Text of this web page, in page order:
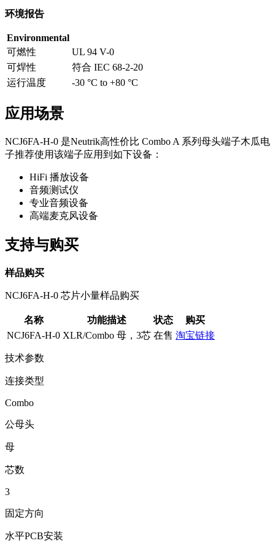
环境报告
Environmental
可燃性
UL 94 V-0
可焊性
符合 IEC 68-2-20
运行温度
-30 °C to +80 °C
应用场景
NCJ6FA-H-0 是Neutrik高性价比 Combo A 系列母头端子木瓜电
子推荐使用该端子应用到如下设备：
HiFi 播放设备
音频测试仪
专业音频设备
高端麦克风设备
支持与购买
样品购买
NCJ6FA-H-0 芯片小量样品购买
名称 功能描述 状态
购买
NCJ6FA-H-0 XLR/Combo 母，3芯 在售 淘宝链接
技术参数
连接类型
Combo
公母头
母
芯数
3
固定方向
水平PCB安装